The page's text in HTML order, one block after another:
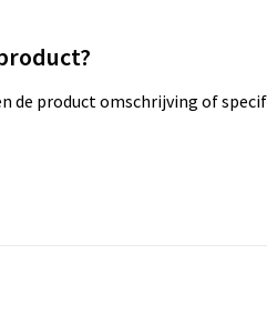
de product omschrijving of